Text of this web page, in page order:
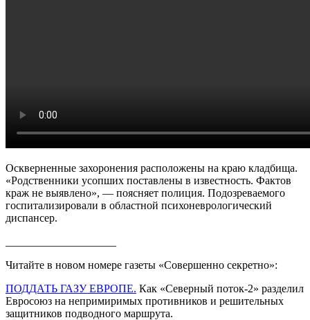
Оскверненные захоронения расположены на краю кладбища.
«Родственники усопших поставлены в известность. Фактов
краж не выявлено», — поясняет полиция. Подозреваемого
госпитализировали в областной психоневрологический
диспансер.
Читайте в новом номере газеты «Совершенно секретно»:
ПОДДАТЬ ГАЗУ ЕВРОПЕ. Как «Северный поток-2» разделил
Евросоюз на непримиримых противников и решительных
защитников подводного маршрута.